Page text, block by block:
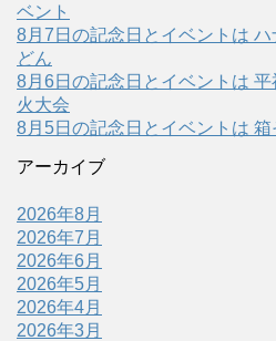
ベント
8月7日の記念日とイベントは
どん
8月6日の記念日とイベントは
火大会
8月5日の記念日とイベントは
アーカイブ
2026年8月
2026年7月
2026年6月
2026年5月
2026年4月
2026年3月